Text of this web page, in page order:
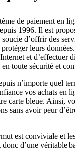
de paiement en
1996. Il est
d’offrir des
leurs
et d’effectuer
toute sécurité et
n’importe quel
vos achats en
carte bleue. Ainsi,
sans avoir peur
est conviviale et
donc d’une véritable